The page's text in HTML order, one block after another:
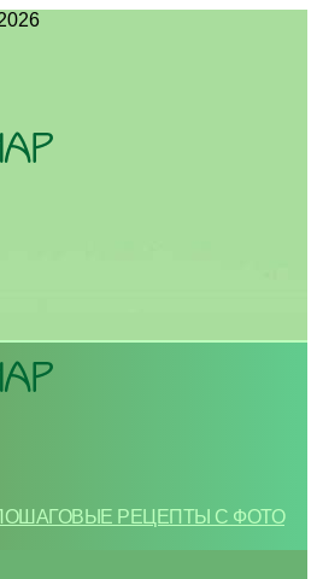
РЕЦЕПТЫ С ФОТО